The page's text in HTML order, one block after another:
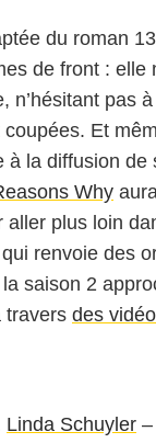
du roman
de front : elle
n’hésitant pas
Et
à la diffusion
Why
aller plus loin
qui renvoie des
saison 2
travers des
Linda Schuyler